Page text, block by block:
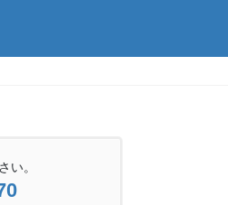
い。